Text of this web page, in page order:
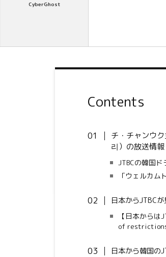
CyberGhost
Contents
チ・チャンウ
리）の放送情報
JTBCの韓国
「ウェルカム
日本からJTBC
【日本から
of
日本から韓国の